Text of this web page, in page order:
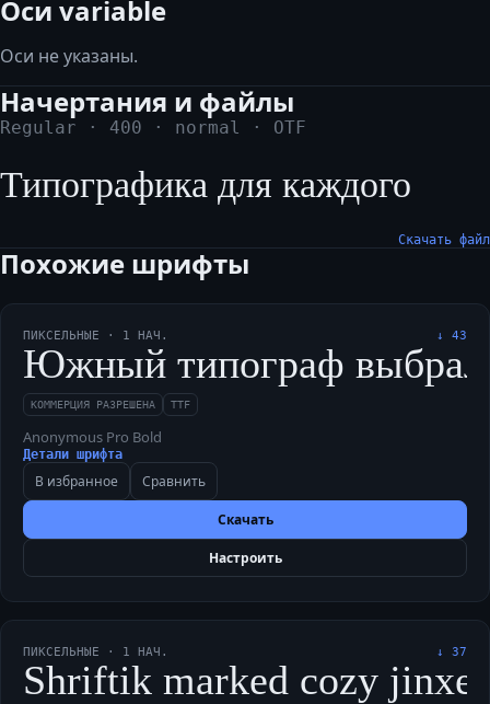
Оси variable
Оси не указаны.
Начертания и файлы
Regular · 400 · normal · OTF
Типографика для каждого
Скачать файл
Похожие шрифты
ПИКСЕЛЬНЫЕ · 1 НАЧ. ↓ 43
Южный типограф выбрал
КОММЕРЦИЯ РАЗРЕШЕНА TTF
Anonymous Pro Bold
Детали шрифта
В избранное Сравнить
Скачать
Настроить
ПИКСЕЛЬНЫЕ · 1 НАЧ. ↓ 37
Shriftik marked cozy